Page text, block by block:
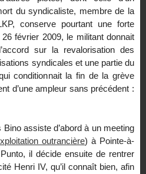
du syndicaliste, membre de la
conserve pourtant une forte
février 2009, le militant donnait
sur la revalorisation des
syndicales et une partie du
conditionnait la fin de la grève
d’une ampleur sans précédent :
assiste d’abord à un meeting
outrancière) à Pointe-à-
il décide ensuite de rentrer
Henri IV, qu’il connaît bien, afin